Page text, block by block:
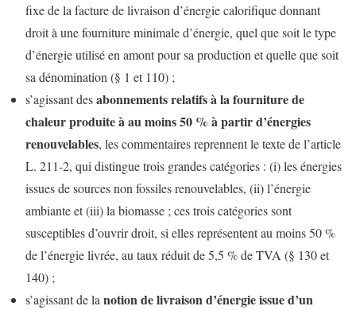
fixe de la facture de livraison d’énergie calorifique donnant
droit à une fourniture minimale d’énergie, quel que soit le type
d’énergie utilisé en amont pour sa production et quelle que soit
sa dénomination (§ 1 et 110) ;
s’agissant desabonnements relatifs à la fourniture de
chaleur produite à au moins 50 % à partir d’énergies
renouvelables, les commentaires reprennent le texte de l’article
L. 211-2, qui distingue trois grandes catégories : (i) les énergies
issues de sources non fossiles renouvelables, (ii) l’énergie
ambiante et (iii) la biomasse ; ces trois catégories sont
susceptibles d’ouvrir droit, si elles représentent au moins 50 %
de l’énergie livrée, au taux réduit de 5,5 % de TVA (§ 130 et
140) ;
s’agissant de la notion de livraison d’énergie issue d’un